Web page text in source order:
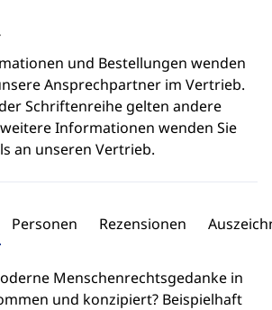
und Bestellungen wenden
Ansprechpartner im Vertrieb.
Schriftenreihe gelten andere
Informationen wenden Sie
an unseren Vertrieb.
Personen Rezensionen
Menschenrechtsgedanke in
und konzipiert? Beispielhaft